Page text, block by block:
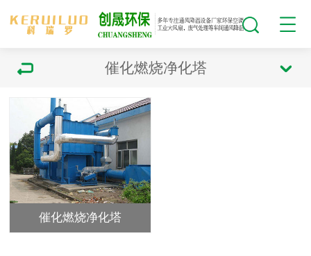
催化燃烧净化塔
催化燃烧净化塔